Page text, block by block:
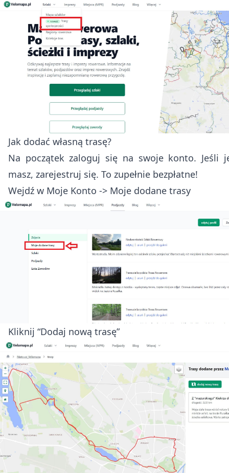
Jak dodać własną trasę?
Na początekzaloguj się na swoje konto. Jeśli
masz, zarejestruj się. To zupełnie bezpłatne!
Wejdź w Moje Konto -> Moje dodane trasy
Kliknij “Dodaj nową trasę”